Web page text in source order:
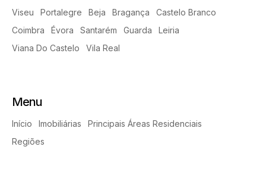
Viseu
Portalegre Beja Bragança
Castelo Branco
Coimbra
Évora Santarém Guarda
Leiria
Viana Do Castelo
Vila Real
Menu
Início Imobiliárias
Principais Áreas Residenciais
Regiões